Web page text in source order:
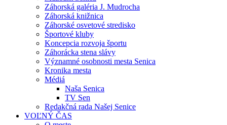
Záhorská galéria J. Mudrocha
Záhorská knižnica
Záhorské osvetové stredisko
Športové kluby
Koncepcia rozvoja športu
Záhorácka stena slávy
Významné osobnosti mesta Senica
Kronika mesta
Médiá
Naša Senica
TV Sen
Redakčná rada Našej Senice
VOĽNÝ ČAS